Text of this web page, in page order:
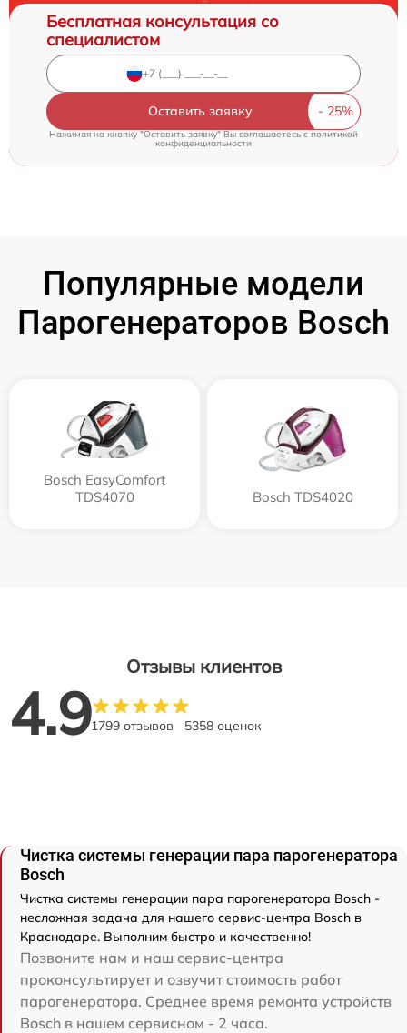
Бесплатная консультация со
специалистом
Оставить заявку
Нажимая на кнопку "Оставить заявку" Вы соглашаетесь cполитикой
конфиденциальности
Популярные модели
Парогенераторов Bosch
Bosch EasyComfort
TDS4070
Bosch TDS4020
Отзывы клиентов
4.91799 отзывов 5358 оценок
Чистка системы генерации пара парогенератора
Bosch
Чистка системы генерации пара парогенератора Bosch -
несложная задача для нашего сервис-центра Bosch в
Краснодаре. Выполним быстро и качественно!
Позвоните нам и наш сервис-центра
проконсультирует и озвучит стоимость работ
парогенератора. Среднее время ремонта устройств
Bosch в нашем сервисном - 2 часа.